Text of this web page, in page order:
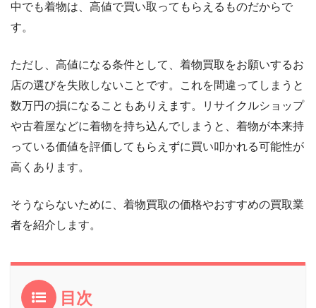
中でも着物は、高値で買い取ってもらえるものだからで
す。
ただし、高値になる条件として、着物買取をお願いするお
店の選びを失敗しないことです。これを間違ってしまうと
数万円の損になることもありえます。リサイクルショップ
や古着屋などに着物を持ち込んでしまうと、着物が本来持
っている価値を評価してもらえずに買い叩かれる可能性が
高くあります。
そうならないために、着物買取の価格やおすすめの買取業
者を紹介します。
目次